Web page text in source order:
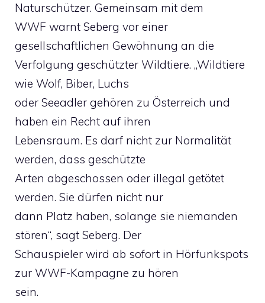
Naturschützer. Gemeinsam mit dem
WWF warnt Seberg vor einer
gesellschaftlichen Gewöhnung an die
Verfolgung geschützter Wildtiere. „Wildtiere
wie Wolf, Biber, Luchs
oder Seeadler gehören zu Österreich und
haben ein Recht auf ihren
Lebensraum. Es darf nicht zur Normalität
werden, dass geschützte
Arten abgeschossen oder illegal getötet
werden. Sie dürfen nicht nur
dann Platz haben, solange sie niemanden
stören“, sagt Seberg. Der
Schauspieler wird ab sofort in Hörfunkspots
zur WWF-Kampagne zu hören
sein.